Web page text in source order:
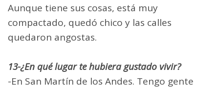
Aunque tiene sus cosas, está muy
compactado, quedó chico y las calles
quedaron angostas.
13-¿En qué lugar te hubiera gustado vivir?
-En San Martín de los Andes. Tengo gente